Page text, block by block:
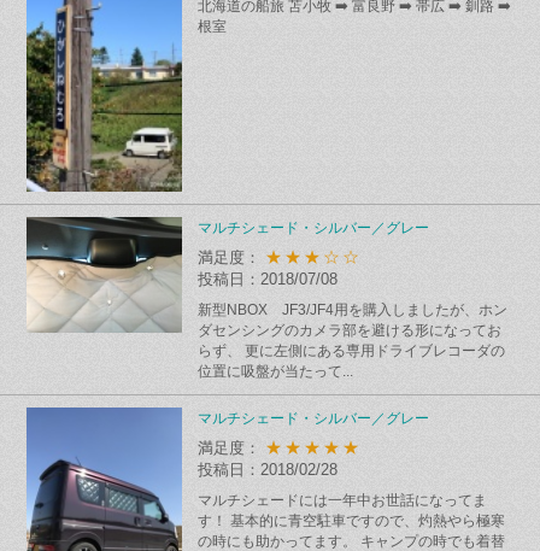
北海道の船旅 苫小牧 ➡️ 富良野 ➡️ 帯広 ➡️ 釧路 ➡️
根室
マルチシェード・シルバー／グレー
満足度： ★★★☆☆
投稿日：2018/07/08
新型NBOX JF3/JF4用を購入しましたが、ホン
ダセンシングのカメラ部を避ける形になってお
らず、 更に左側にある専用ドライブレコーダの
位置に吸盤が当たって...
マルチシェード・シルバー／グレー
満足度： ★★★★★
投稿日：2018/02/28
マルチシェードには一年中お世話になってま
す！ 基本的に青空駐車ですので、灼熱やら極寒
の時にも助かってます。 キャンプの時でも着替